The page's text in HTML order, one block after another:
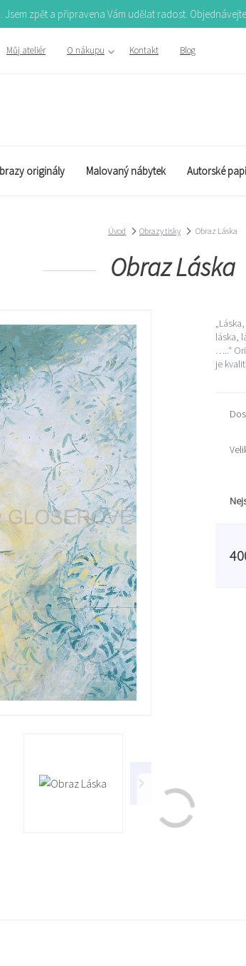
Jsem zpět a připravena Vám udělat radost.
Můj ateliér O nákupu Kontakt Blog
originály Malovaný nábytek Autorské
Úvod Obrazy tisky Obraz Láska
Obraz Láska
láska,
…..“
je